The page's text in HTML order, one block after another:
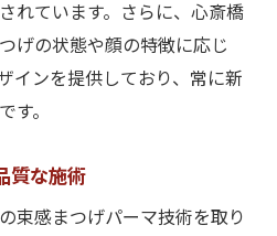
れています。さらに、心斎橋
げの状態や顔の特徴に応じ
インを提供しており、常に新
。
質な施術
束感まつげパーマ技術を取り